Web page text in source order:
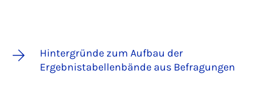
Hintergründe zum Aufbau der
Ergebnistabellenbände aus Befragungen